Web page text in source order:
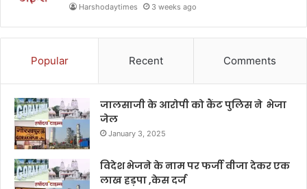
Harshodaytimes 3 weeks ago
Popular Recent Comments
जालसाजी के आरोपी को कैंट पुलिस ने भेजा
जेल
January 3, 2025
विदेश भेजने के नाम पर फर्जी वीजा देकर एक
लाख हड़पा ,केस दर्ज